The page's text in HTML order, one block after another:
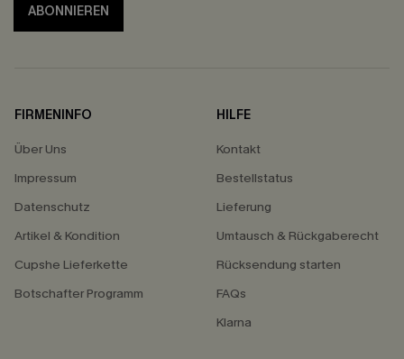
ABONNIEREN
FIRMENINFO
Über Uns
Impressum
Datenschutz
Artikel & Kondition
Cupshe Lieferkette
Botschafter Programm
HILFE
Kontakt
Bestellstatus
Lieferung
Umtausch & Rückgaberecht
Rücksendung starten
FAQs
Klarna